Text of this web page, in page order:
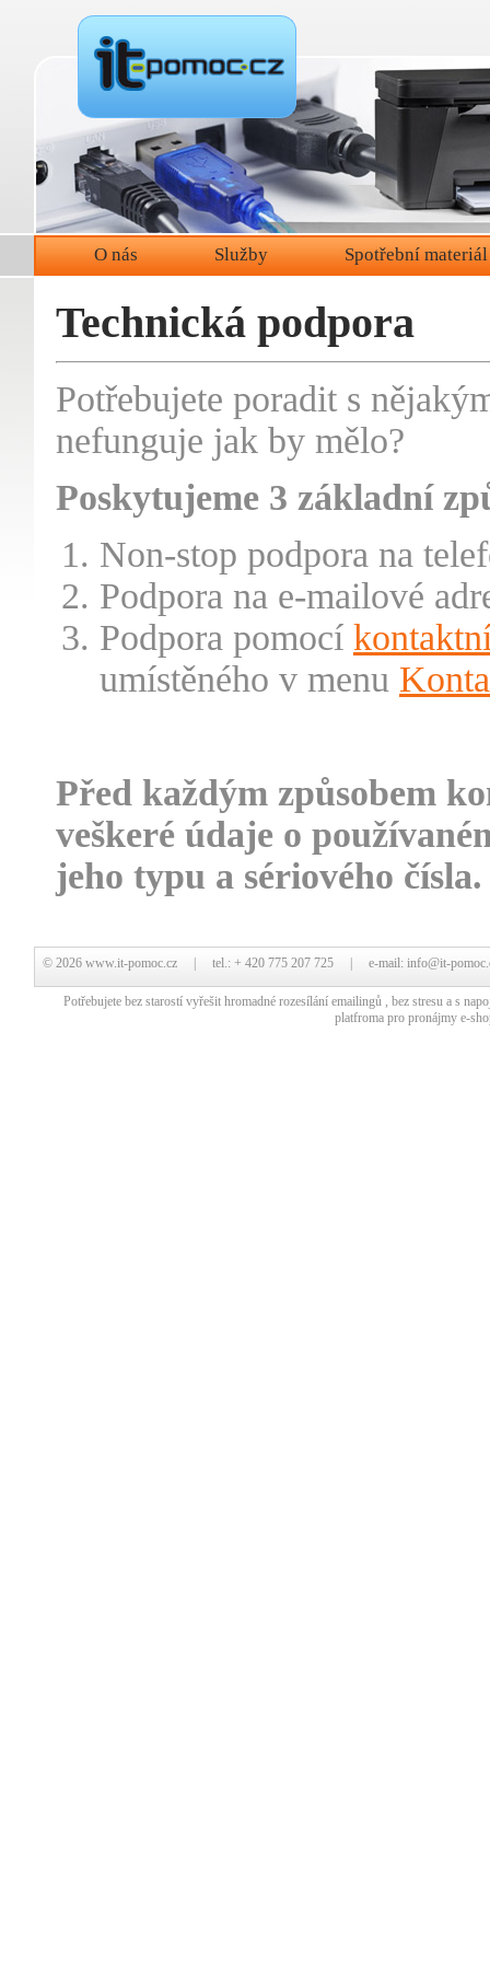
Technická podpora
Potřebujete poradit s
nefunguje jak by mělo?
Poskytujeme 3 základní
Non-stop podpora na
Podpora na e-mailové
Podpora pomocí
umístěného v menu
Před každým způsobem
veškeré údaje o
jeho typu a sériového čísla.
© 2026 www.it-pomoc.cz | tel.: + 420 775 207 725 | e-mail: info@it-
Potřebujete bez starostí vyřešit hromadné rozesílání emailingů, bez stresu a s
platfroma pro pronájmy e-
O nás Služby Spotřební materiál